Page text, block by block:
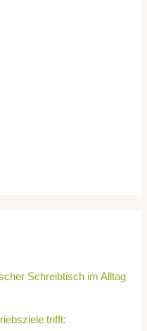
Schreibtisch im Alltag
trifft: